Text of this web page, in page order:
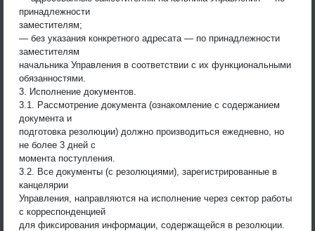
принадлежности
заместителям;
— без указания конкретного адресата — по принадлежности
заместителям
начальника Управления в соответствии с их функциональными
обязанностями.
3. Исполнение документов.
3.1. Рассмотрение документа (ознакомление с содержанием
документа и
подготовка резолюции) должно производиться ежедневно, но
не более 3 дней с
момента поступления.
3.2. Все документы (с резолюциями), зарегистрированные в
канцелярии
Управления, направляются на исполнение через сектор работы
с корреспонденцией
для фиксирования информации, содержащейся в резолюции.